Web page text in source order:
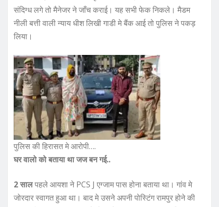
o
k
p
संदिग्ध लगे तो मैनेजर ने जाँच कराई। यह सभी फेक निकले। मैडम
नीली बत्ती वाली न्याय धीश लिखी गाडी मे बैंक आई तो पुलिस ने पकड़
लिया।
पुलिस की हिरासत मे आरोपी….
घर वालो को बताया था जज बन गई..
2सालपहले आयशा ने PCS J एग्जाम पास होना बताया था। गांव मे
जोरदार स्वागत हुआ था। बाद मे उसने अपनी पोस्टिंग रामपुर होने की